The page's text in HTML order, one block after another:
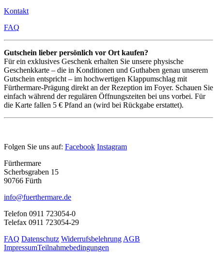
Kontakt
FAQ
Gutschein lieber persönlich vor Ort kaufen?
Für ein exklusives Geschenk erhalten Sie unsere physische
Geschenkkarte – die in Konditionen und Guthaben genau unserem
Gutschein entspricht – im hochwertigen Klappumschlag mit
Fürthermare-Prägung direkt an der Rezeption im Foyer. Schauen Sie
einfach während der regulären Öffnungszeiten bei uns vorbei. Für
die Karte fallen 5 € Pfand an (wird bei Rückgabe erstattet).
Folgen Sie uns auf: Facebook Instagram
Fürthermare
Scherbsgraben 15
90766 Fürth
info@fuerthermare.de
Telefon 0911 723054-0
Telefax 0911 723054-29
FAQ Datenschutz Widerrufsbelehrung AGB
ImpressumTeilnahmebedingungen